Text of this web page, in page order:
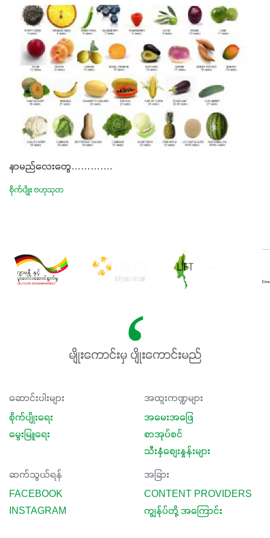
နာမည်လေးတွေ………….
စိုက်ပျိုး ဗဟုသုတ
မျိုးကောင်းမှ ပျိုးကောင်းမည်
ဆောင်းပါးများ
စိုက်ပျိုးရေး
မွေးမြူရေး
အထူးကဏ္ဍများ
အမေးအဖြေ
စာအုပ်စင်
သီးနှံစျေးနှုန်းများ
ဆက်သွယ်ရန်
FACEBOOK
INSTAGRAM
အခြား
CONTENT PROVIDERS
ကျွန်ုပ်တို့ အကြောင်း